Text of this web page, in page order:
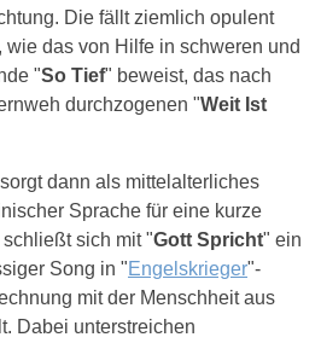
Die fällt ziemlich opulent
wie das von Hilfe in schweren und
"So Tief" beweist, das nach
durchzogenen "Weit Ist
dann als mittelalterliches
Sprache für eine kurze
sich mit "Gott Spricht" ein
Song in "Engelskrieger"-
mit der Menschheit aus
Dabei unterstreichen